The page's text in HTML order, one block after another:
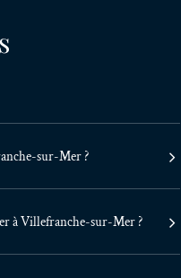
sur-Mer ?
à Villefranche-sur-Mer ?